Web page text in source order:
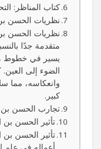
كتاب المناظر:
نظريات الحسن
نظريات الحسن
متقدمة جدًا
يسير في خطوط
الضوء إلى العين.
وانعكاسه، مما
كبير.
تجارب الحسن بن
تأثير الحسن بن
تأثير الحسن بن